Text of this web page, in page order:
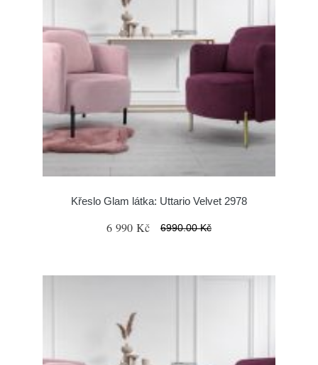
Křeslo Glam látka: Uttario Velvet 2978
6 990 Kč 6990.00 Kč